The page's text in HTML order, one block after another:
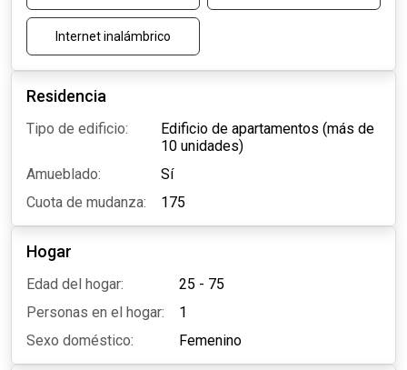
Internet inalámbrico
Residencia
Tipo de edificio:
Edificio de apartamentos (más de
10 unidades)
Amueblado:
Sí
Cuota de mudanza:
175
Hogar
Edad del hogar:
25 - 75
Personas en el hogar:
1
Sexo doméstico:
Femenino